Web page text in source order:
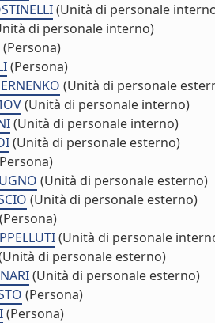
(Unità di personale
di personale interno)
(Persona)
(Persona)
(Unità di personale
(Unità di personale interno)
(Unità di personale interno)
(Unità di personale esterno)
(Unità di personale esterno)
(Unità di personale esterno)
(Persona)
(Unità di personale
di personale esterno)
(Unità di personale esterno)
(Persona)
(Persona)